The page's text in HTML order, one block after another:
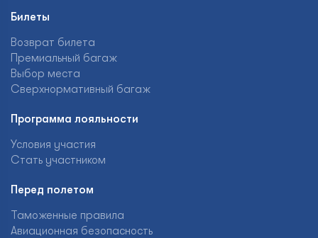
Билеты
Возврат билета
Премиальный багаж
Выбор места
Сверхнормативный багаж
Программа лояльности
Условия участия
Стать участником
Перед полетом
Таможенные правила
Авиационная безопасность